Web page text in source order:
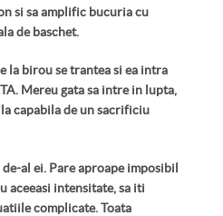
si sa amplific bucuria cu
de baschet.
la birou se trantea si ea intra
Mereu gata sa intre in lupta,
capabila de un sacrificiu
al ei. Pare aproape imposibil
aceeasi intensitate, sa iti
complicate. Toata